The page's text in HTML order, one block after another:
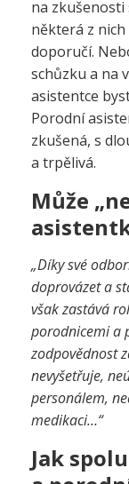
na zkušenosti
některá z
doporučí.
schůzku a na
asistentce
Porodní
zkušená, s
a trpělivá.
Může
„Díky své
doprovázet a
však zastává
porodnicemi a
zodpovědnost
nevyšetřuje,
personálem,
medikaci…“
Jak